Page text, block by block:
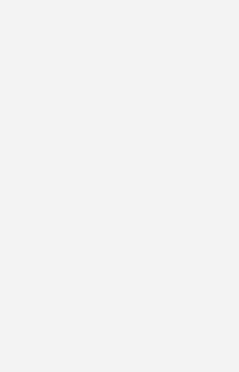
auf die Fensterprofile
werden
Fall die richtige